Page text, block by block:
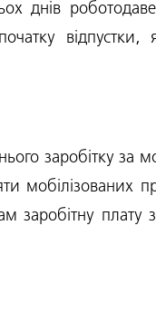
днів
заробітку за
мобілізованих
заробітну плату